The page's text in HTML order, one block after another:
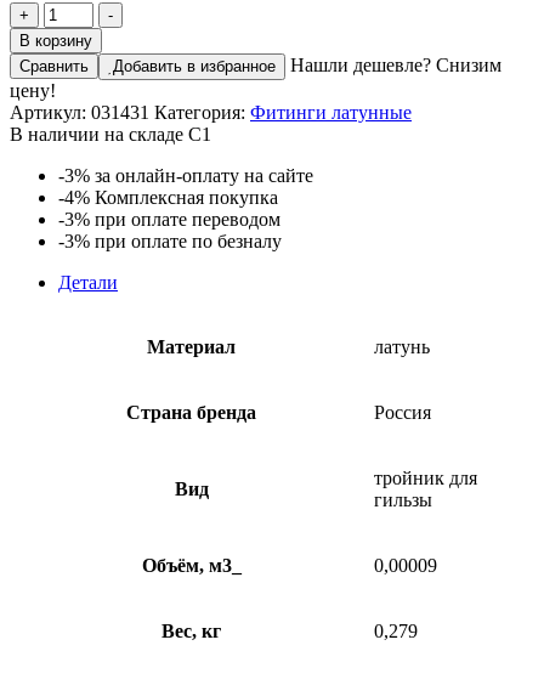
+
Количество
товара
Тройник
косой
1/2'х1/2'для
гильзы
под
погружной
датчик
(VTr.136)
-
В корзину
Сравнить
Добавить в избранное
Нашли дешевле? Снизим
цену!
Артикул: 031431 Категория: Фитинги латунные
В наличии на складе С1
-3% за онлайн-оплату на сайте
-4% Комплексная покупка
-3% при оплате переводом
-3% при оплате по безналу
Детали
Материал латунь
Страна бренда Россия
Вид
тройник для
гильзы
Объём, м3_ 0,00009
Вес, кг 0,279